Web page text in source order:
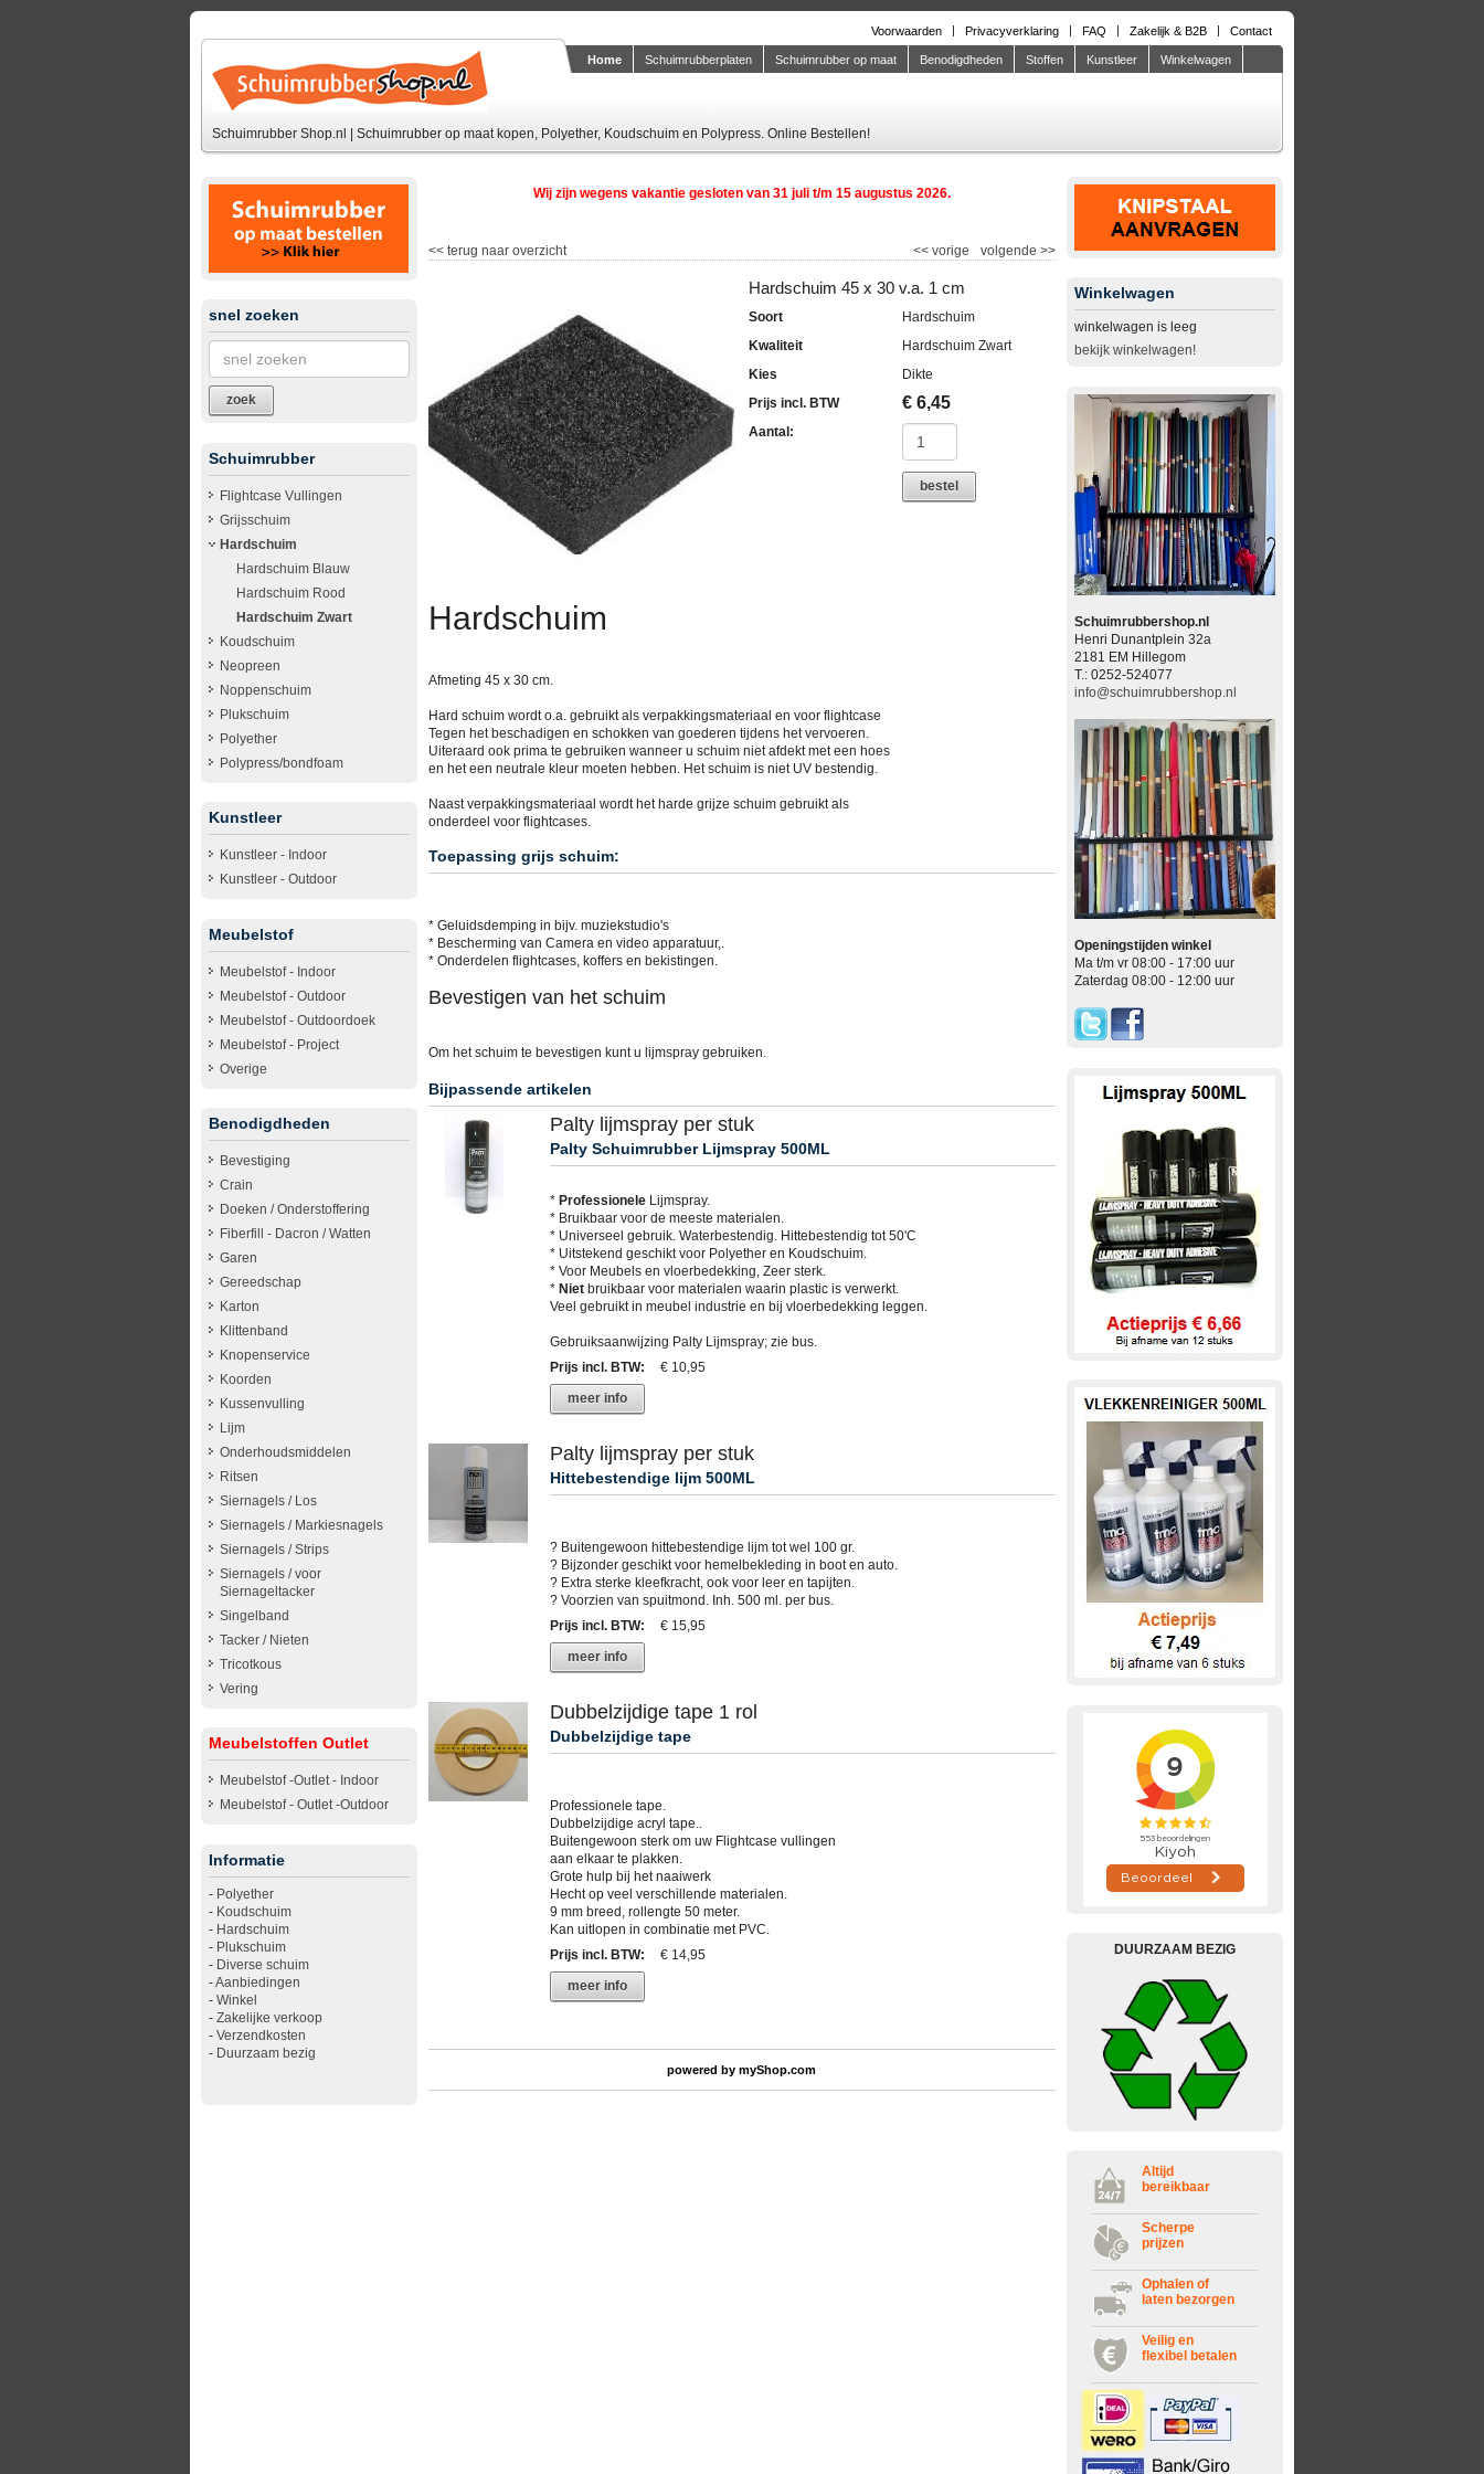
Voorwaarden Privacyverklaring FAQ Zakelijk & B2B Contact
Schuimrubber Shop.nl | Schuimrubber op maat kopen, Polyether, Koudschuim en Polypress. Online Bestellen!
Home Schuimrubberplaten Schuimrubber op maat Benodigdheden Stoffen Kunstleer Winkelwagen
snel zoeken
zoek
Schuimrubber
Flightcase Vullingen
Grijsschuim
Hardschuim
Hardschuim Blauw
Hardschuim Rood
Hardschuim Zwart
Koudschuim
Neopreen
Noppenschuim
Plukschuim
Polyether
Polypress/bondfoam
Kunstleer
Kunstleer - Indoor
Kunstleer - Outdoor
Meubelstof
Meubelstof - Indoor
Meubelstof - Outdoor
Meubelstof - Outdoordoek
Meubelstof - Project
Overige
Benodigdheden
Bevestiging
Crain
Doeken / Onderstoffering
Fiberfill - Dacron / Watten
Garen
Gereedschap
Karton
Klittenband
Knopenservice
Koorden
Kussenvulling
Lijm
Onderhoudsmiddelen
Ritsen
Siernagels / Los
Siernagels / Markiesnagels
Siernagels / Strips
Siernagels / voor
Siernageltacker
Singelband
Tacker / Nieten
Tricotkous
Vering
Meubelstoffen Outlet
Meubelstof -Outlet - Indoor
Meubelstof - Outlet -Outdoor
Informatie
- Polyether
- Koudschuim
- Hardschuim
- Plukschuim
- Diverse schuim
-Aanbiedingen
- Winkel
- Zakelijke verkoop
- Verzendkosten
- Duurzaam bezig
Wij zijn wegens vakantie gesloten van 31 juli t/m 15 augustus 2026.
<< terug naar overzicht volgende >>
<<vorige
Hardschuim 45 x 30 v.a. 1 cm
Soort
Hardschuim
Kwaliteit
Hardschuim Zwart
Kies
Dikte
Prijs incl. BTW
€ 6,45
Aantal:
bestel
Hardschuim
Afmeting 45 x 30 cm.
Hard schuim wordt o.a. gebruikt als verpakkingsmateriaal en voor flightcase
Tegen het beschadigen en schokken van goederen tijdens het vervoeren.
Uiteraard ook prima te gebruiken wanneer u schuim niet afdekt met een hoes
en het een neutrale kleur moeten hebben. Het schuim is niet UV bestendig.
Naast verpakkingsmateriaal wordt het harde grijze schuim gebruikt als
onderdeel voor flightcases.
Toepassing grijs schuim:
* Geluidsdemping in bijv. muziekstudio's
* Bescherming van Camera en video apparatuur,.
* Onderdelen flightcases, koffers en bekistingen.
Bevestigen van het schuim
Om het schuim te bevestigen kunt u lijmspray gebruiken.
Bijpassende artikelen
Palty lijmspray per stuk
Palty Schuimrubber Lijmspray 500ML
* ProfessioneleLijmspray.
* Bruikbaar voor de meeste materialen.
* Universeel gebruik. Waterbestendig. Hittebestendig tot 50'C
* Uitstekend geschikt voor Polyether en Koudschuim.
* Voor Meubels en vloerbedekking, Zeer sterk.
* Nietbruikbaar voor materialen waarin plastic is verwerkt.
Veel gebruikt in meubel industrie en bij vloerbedekking leggen.
Gebruiksaanwijzing Palty Lijmspray; zie bus.
Prijs incl. BTW:
€ 10,95
meer info
Palty lijmspray per stuk
Hittebestendige lijm 500ML
? Buitengewoon hittebestendige lijm tot wel 100 gr.
? Bijzonder geschikt voor hemelbekleding in boot en auto.
? Extra sterke kleefkracht, ook voor leer en tapijten.
? Voorzien van spuitmond. Inh. 500 ml. per bus.
Prijs incl. BTW:
€ 15,95
meer info
Dubbelzijdige tape 1 rol
Dubbelzijdige tape
Professionele tape.
Dubbelzijdige acryl tape..
Buitengewoon sterk om uw Flightcase vullingen
aan elkaar te plakken.
Grote hulp bij het naaiwerk
Hecht op veel verschillende materialen.
9 mm breed, rollengte 50 meter.
Kan uitlopen in combinatie met PVC.
Prijs incl. BTW:
€ 14,95
meer info
powered bymyShop.com
Winkelwagen
winkelwagen is leeg
bekijk winkelwagen!
Schuimrubbershop.nl
Henri Dunantplein 32a
2181 EM Hillegom
T.: 0252-524077
info@schuimrubbershop.nl
Openingstijden winkel
Ma t/m vr 08:00 - 17:00 uur
Zaterdag 08:00 - 12:00 uur
DUURZAAM BEZIG
Altijd
bereikbaar
Scherpe
prijzen
Ophalen of
laten bezorgen
Veilig en
flexibel betalen